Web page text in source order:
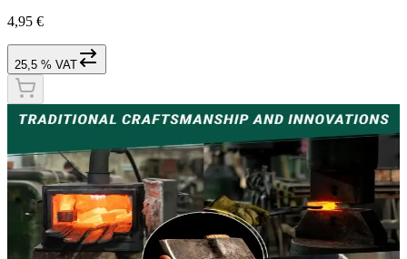
4,95 €
25,5 % VAT